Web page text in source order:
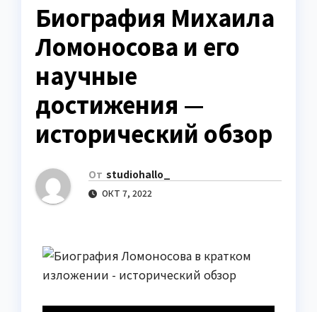
Биография Михаила
Ломоносова и его
научные
достижения —
исторический обзор
От studiohallo_
ОКТ 7, 2022